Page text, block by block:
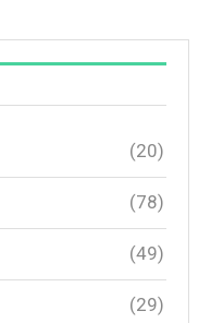
(20)
(78)
(49)
(29)